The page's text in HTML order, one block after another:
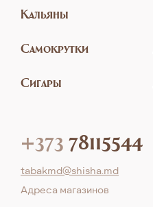
Кальяны
Самокрутки
Сигары
+373 78115544
tabakmd@shisha.md
Aдреса магазинов